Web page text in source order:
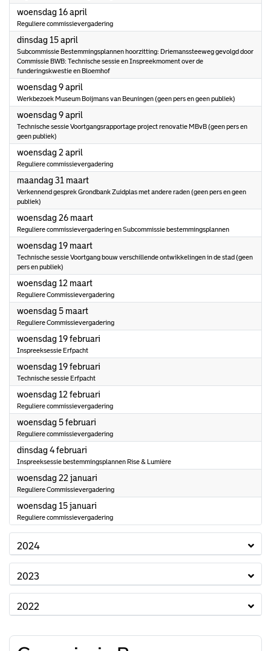
woensdag 16 april
Reguliere commissievergadering
dinsdag 15 april
Subcommissie Bestemmingsplannen hoorzitting: Driemanssteeweg gevolgd door
Commissie BWB: Technische sessie en Inspreekmoment over de
funderingskwestie en Bloemhof
woensdag 9 april
Werkbezoek Museum Boijmans van Beuningen (geen pers en geen publiek)
woensdag 9 april
Technische sessie Voortgangsrapportage project renovatie MBvB (geen pers en
geen publiek)
woensdag 2 april
Reguliere commissievergadering
maandag 31 maart2025
Verkennend gesprek Grondbank Zuidplas met andere raden (geen pers en geen
publiek)
woensdag 26 maart2025
Reguliere commissievergadering en Subcommissie bestemmingsplannen
woensdag 19 maart2025
Technische sessie Voortgang bouw verschillende ontwikkelingen in de stad (geen
pers en publiek)
woensdag 12 maart2025
Reguliere Commissievergadering
woensdag 5 maart2025
Reguliere Commissievergadering
woensdag 19 februari
Inspreeksessie Erfpacht
woensdag 19 februari
Technische sessie Erfpacht
woensdag 12 februari
Reguliere commissievergadering
woensdag 5 februari
Reguliere commissievergadering
dinsdag 4 februari
Inspreeksessie bestemmingsplannen Rise & Lumière
woensdag 22 januari
Reguliere Commissievergadering
woensdag 15 januari
Reguliere commissievergadering
2024
2023
2022